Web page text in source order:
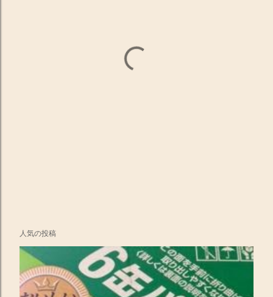
人気の投稿